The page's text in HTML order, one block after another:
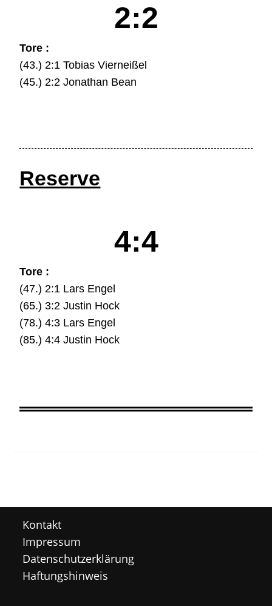
2:2
Tore :
(43.) 2:1 Tobias Vierneißel
(45.) 2:2 Jonathan Bean
Reserve
4:4
Tore :
(47.) 2:1 Lars Engel
(65.) 3:2 Justin Hock
(78.) 4:3 Lars Engel
(85.) 4:4 Justin Hock
Kontakt
Impressum
Datenschutzerklärung
Haftungshinweis